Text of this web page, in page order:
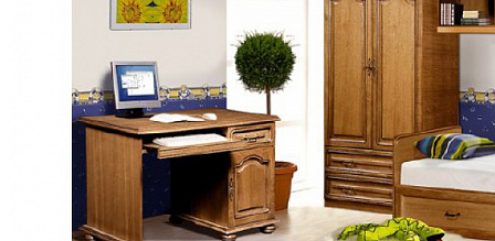
Шкафы 5-ти дверные для одежды и белья
Шкафы 6-ти дверные для одежды и белья
Шкафы купе для одежды и белья
Шкафы угловые для одежды и белья
Ящики и короба